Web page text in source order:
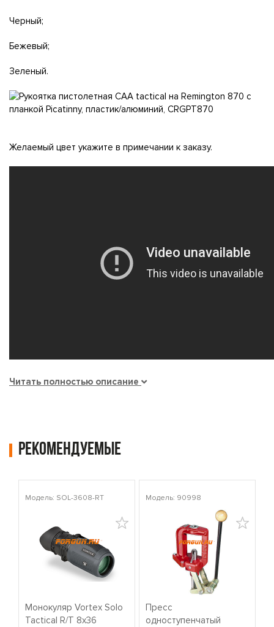
Черный;
Бежевый;
Зеленый.
Желаемый цвет укажите в примечании к заказу.
Читать полностью описание
Рекомендуемые
Модель: SOL-3608-RT
Монокуляр Vortex Solo
Tactical R/T 8x36
Модель: 90998
Пресс
одноступенчатый